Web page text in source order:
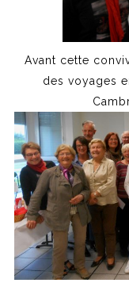
Avant cette
des voyages